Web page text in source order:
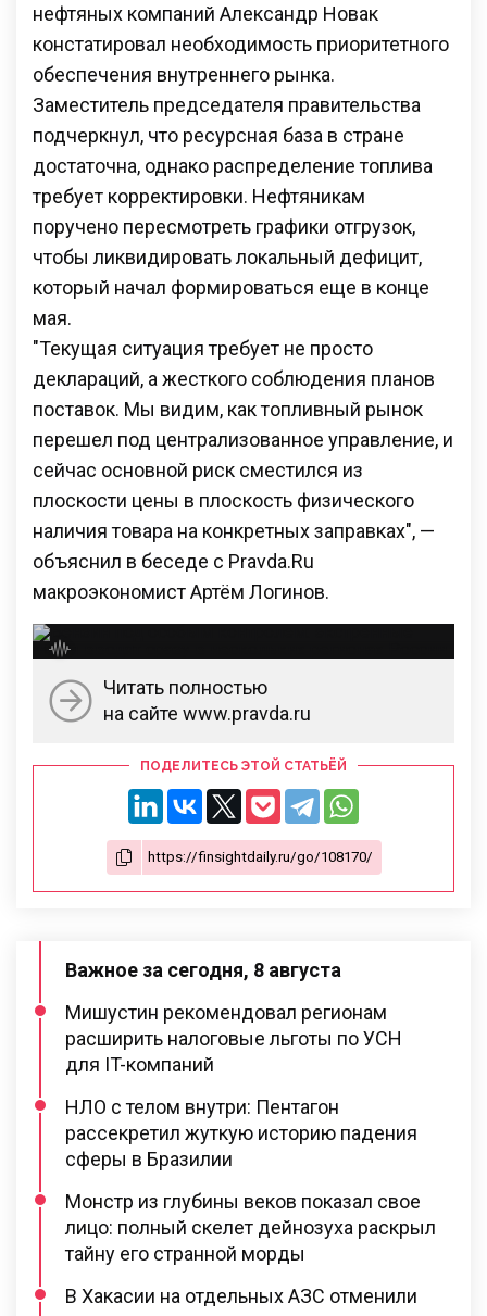
нефтяных компаний Александр Новак
констатировал необходимость приоритетного
обеспечения внутреннего рынка.
Заместитель председателя правительства
подчеркнул, что ресурсная база в стране
достаточна, однако распределение топлива
требует корректировки. Нефтяникам
поручено пересмотреть графики отгрузок,
чтобы ликвидировать локальный дефицит,
который начал формироваться еще в конце
мая.
"Текущая ситуация требует не просто
деклараций, а жесткого соблюдения планов
поставок. Мы видим, как топливный рынок
перешел под централизованное управление, и
сейчас основной риск сместился из
плоскости цены в плоскость физического
наличия товара на конкретных заправках", —
объяснил в беседе с Pravda.Ru
макроэкономист Артём Логинов.
Читать полностью
на сайте www.pravda.ru
ПОДЕЛИТЕСЬ ЭТОЙ СТАТЬЁЙ
Важное за сегодня, 8 августа
Мишустин рекомендовал регионам
расширить налоговые льготы по УСН
для IT-компаний
НЛО с телом внутри: Пентагон
рассекретил жуткую историю падения
сферы в Бразилии
Монстр из глубины веков показал свое
лицо: полный скелет дейнозуха раскрыл
тайну его странной морды
В Хакасии на отдельных АЗС отменили